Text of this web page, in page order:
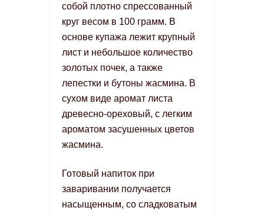
собой плотно спрессованный
круг весом в 100 грамм. В
основе купажа лежит крупный
лист и небольшое количество
золотых почек, а также
лепестки и бутоны жасмина. В
сухом виде аромат листа
древесно-ореховый, с легким
ароматом засушенных цветов
жасмина.
Готовый напиток при
заваривании получается
насыщенным, со сладковатым